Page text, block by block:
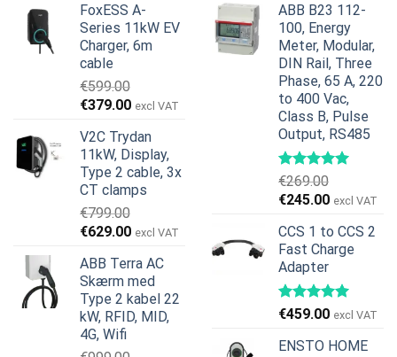
FoxESS A-
Series 11kW EV
Charger, 6m
cable
€599.00
Den
pris
var:
€599.00.
€379.00Den
pris
er:
€379.00.
excl VAT
V2C Trydan
11kW, Display,
Type 2 cable, 3x
CT clamps
€799.00
Den
pris
var:
€799.00.
€629.00Den
pris
er:
€629.00.
excl VAT
ABB Terra AC
Skærm med
Type 2 kabel 22
kW, RFID, MID,
4G, Wifi
ABB B23 112-
100, Energy
Meter, Modular,
DIN Rail, Three
Phase, 65 A, 220
to 400 Vac,
Class B, Pulse
Output, RS485
€269.00
Den
pris
var:
€269.00.
€245.00Den
pris
er:
excl VAT
CCS 1 to CCS 2
Fast Charge
Adapter
€459.00 excl VAT
ENSTO HOME